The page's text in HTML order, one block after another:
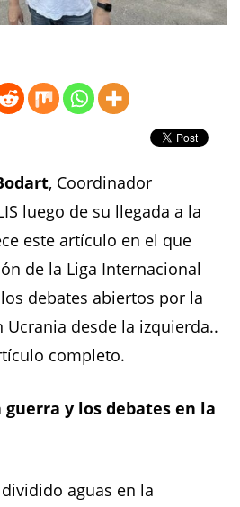
, Coordinador
luego de su llegada a la
este artículo en el que
de la Liga Internacional
debates abiertos por la
desde la izquierda..
completo.
y los debates en la
aguas en la